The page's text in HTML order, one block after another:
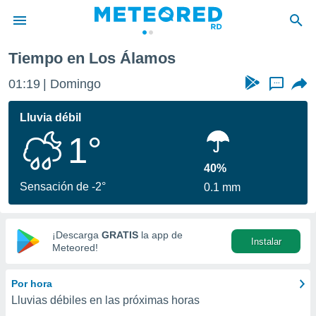
de
ha sido
para
que se
calidad.
a este
las
y
digital
basada
Tiempo en Los Álamos
01:19 Domingo ...
Lluvia débil
1°
Sensación de -2°
40%
0.1 mm
¡Descarga GRATIS la app de
Meteored!
Instalar
Por hora
Lluvias débiles en las próximas horas